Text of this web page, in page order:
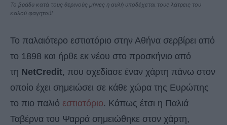
Το βράδυ κατά τους θερινούς μήνες η αυλή υποδέχεται τους λάτρεις του
καλού φαγητού!
Το παλαιότερο εστιατόριο στην Αθήνα σερβίρει από
το 1898 και ήρθε εκ νέου στο προσκήνιο από
τη NetCredit, που σχεδίασε έναν χάρτη πάνω στον
οποίο έχει σημειώσει σε κάθε χώρα της Ευρώπης
το πιο παλιό εστιατόριο. Κάπως έτσι η Παλιά
Ταβέρνα του Ψαρρά σημειώθηκε στον χάρτη,